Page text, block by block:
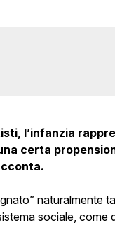
l’infanzia
certa
naturalmente
sociale,